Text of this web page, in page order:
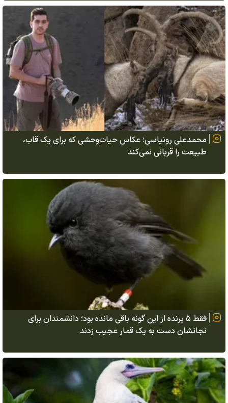
محمدعلی رونیاسی؛ عکاس حیات‌وحشی که برای یک قاب،
طبیعت را قربانی نمی‌کند
فقط ۵ پرنده از این گونه باقی مانده بود؛ دانشمندان برای
نجاتشان دست به یک قمار عجیب زدند